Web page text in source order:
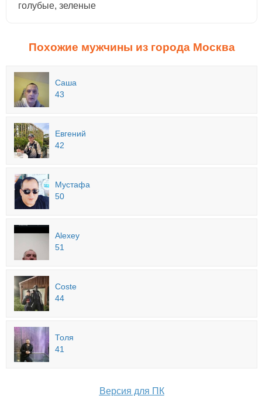
голубые, зеленые
Похожие мужчины из города Москва
Саша
43
Евгений
42
Мустафа
50
Alexey
51
Coste
44
Толя
41
Версия для ПК